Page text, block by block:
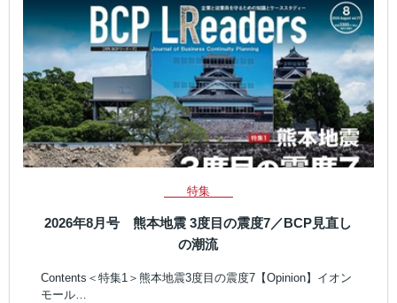
特集
2026年8月号 熊本地震 3度目の震度7／BCP見直し
の潮流
Contents＜特集1＞熊本地震3度目の震度7【Opinion】イオン
モール…